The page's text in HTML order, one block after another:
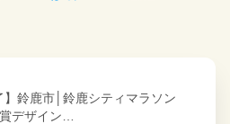
】鈴鹿市│鈴鹿シティマラソン
デザイン…